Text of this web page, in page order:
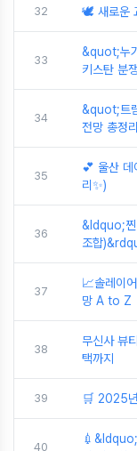
32 🕊️ 새로운
33
&quot;누
키스탄 분
34
&quot;트
전망 총정
35
💕 울산
리✨)
36
&ldquo;찐
조합
37
📈솔레이
망 A to Z
38
무신사 뷰
택까지
39 🛒 2025
40